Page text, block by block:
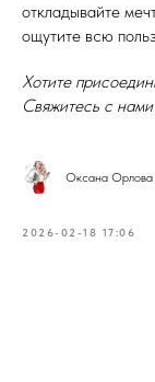
откладывайте
ощутите всю
Хотите
Свяжитесь с нами
Оксана Орлова
2026-02-18 17:06